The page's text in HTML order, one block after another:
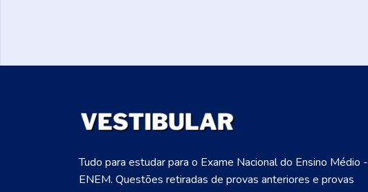
Tudo para estudar para o Exame Nacional do Ensino Médio -
ENEM. Questões retiradas de provas anteriores e provas